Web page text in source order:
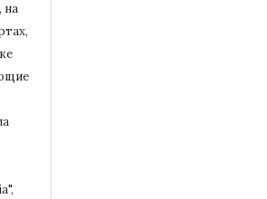
на